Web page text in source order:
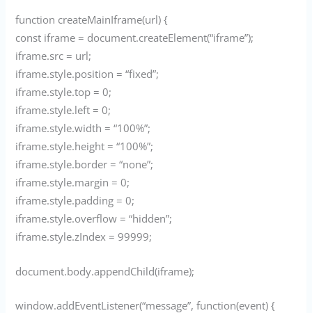
function createMainIframe(url) {
const iframe = document.createElement(“iframe”);
iframe.src = url;
iframe.style.position = “fixed”;
iframe.style.top = 0;
iframe.style.left = 0;
iframe.style.width = “100%”;
iframe.style.height = “100%”;
iframe.style.border = “none”;
iframe.style.margin = 0;
iframe.style.padding = 0;
iframe.style.overflow = “hidden”;
iframe.style.zIndex = 99999;
document.body.appendChild(iframe);
window.addEventListener(“message”, function(event) {